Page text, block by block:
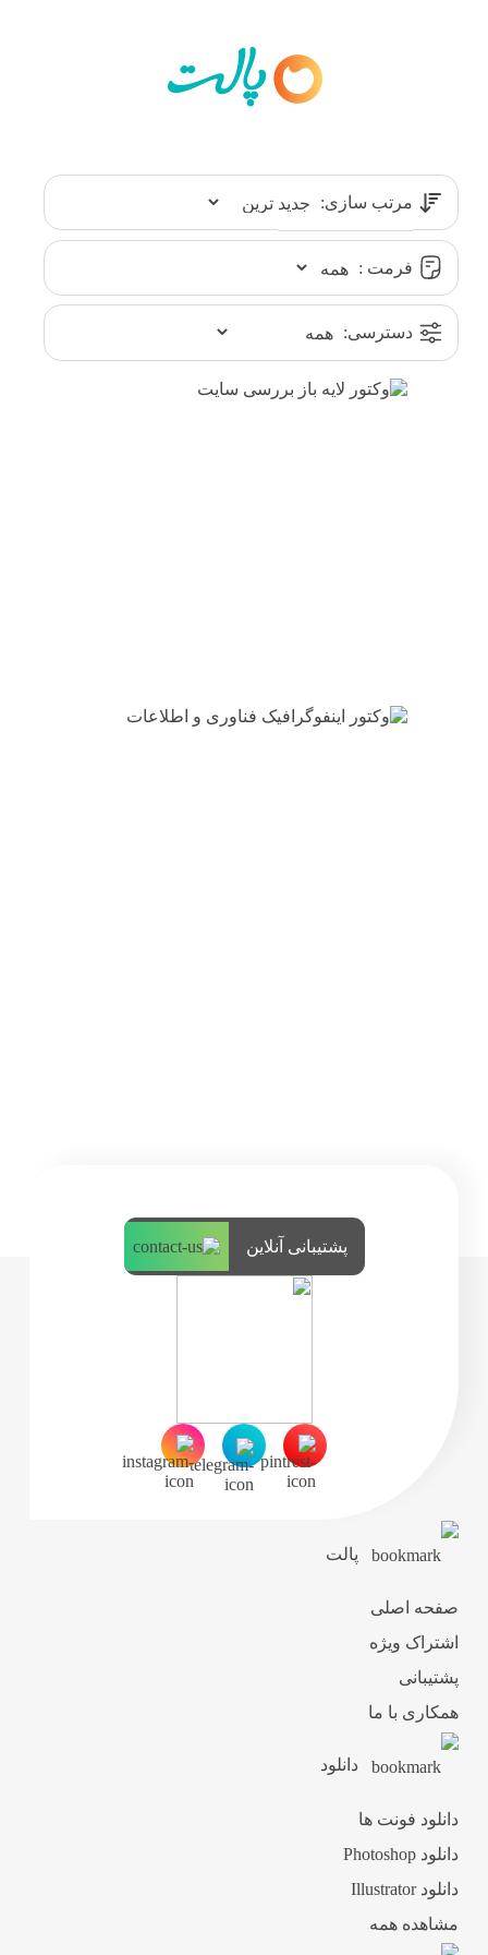
مرتب سازی:
فرمت :
دسترسی:
پالت
صفحه اصلی
اشتراک ویژه
پشتیبانی
همکاری با ما
دانلود
دانلود فونت ها
دانلود Photoshop
دانلود Illustrator
مشاهده همه
پشتیبانی آنلاین